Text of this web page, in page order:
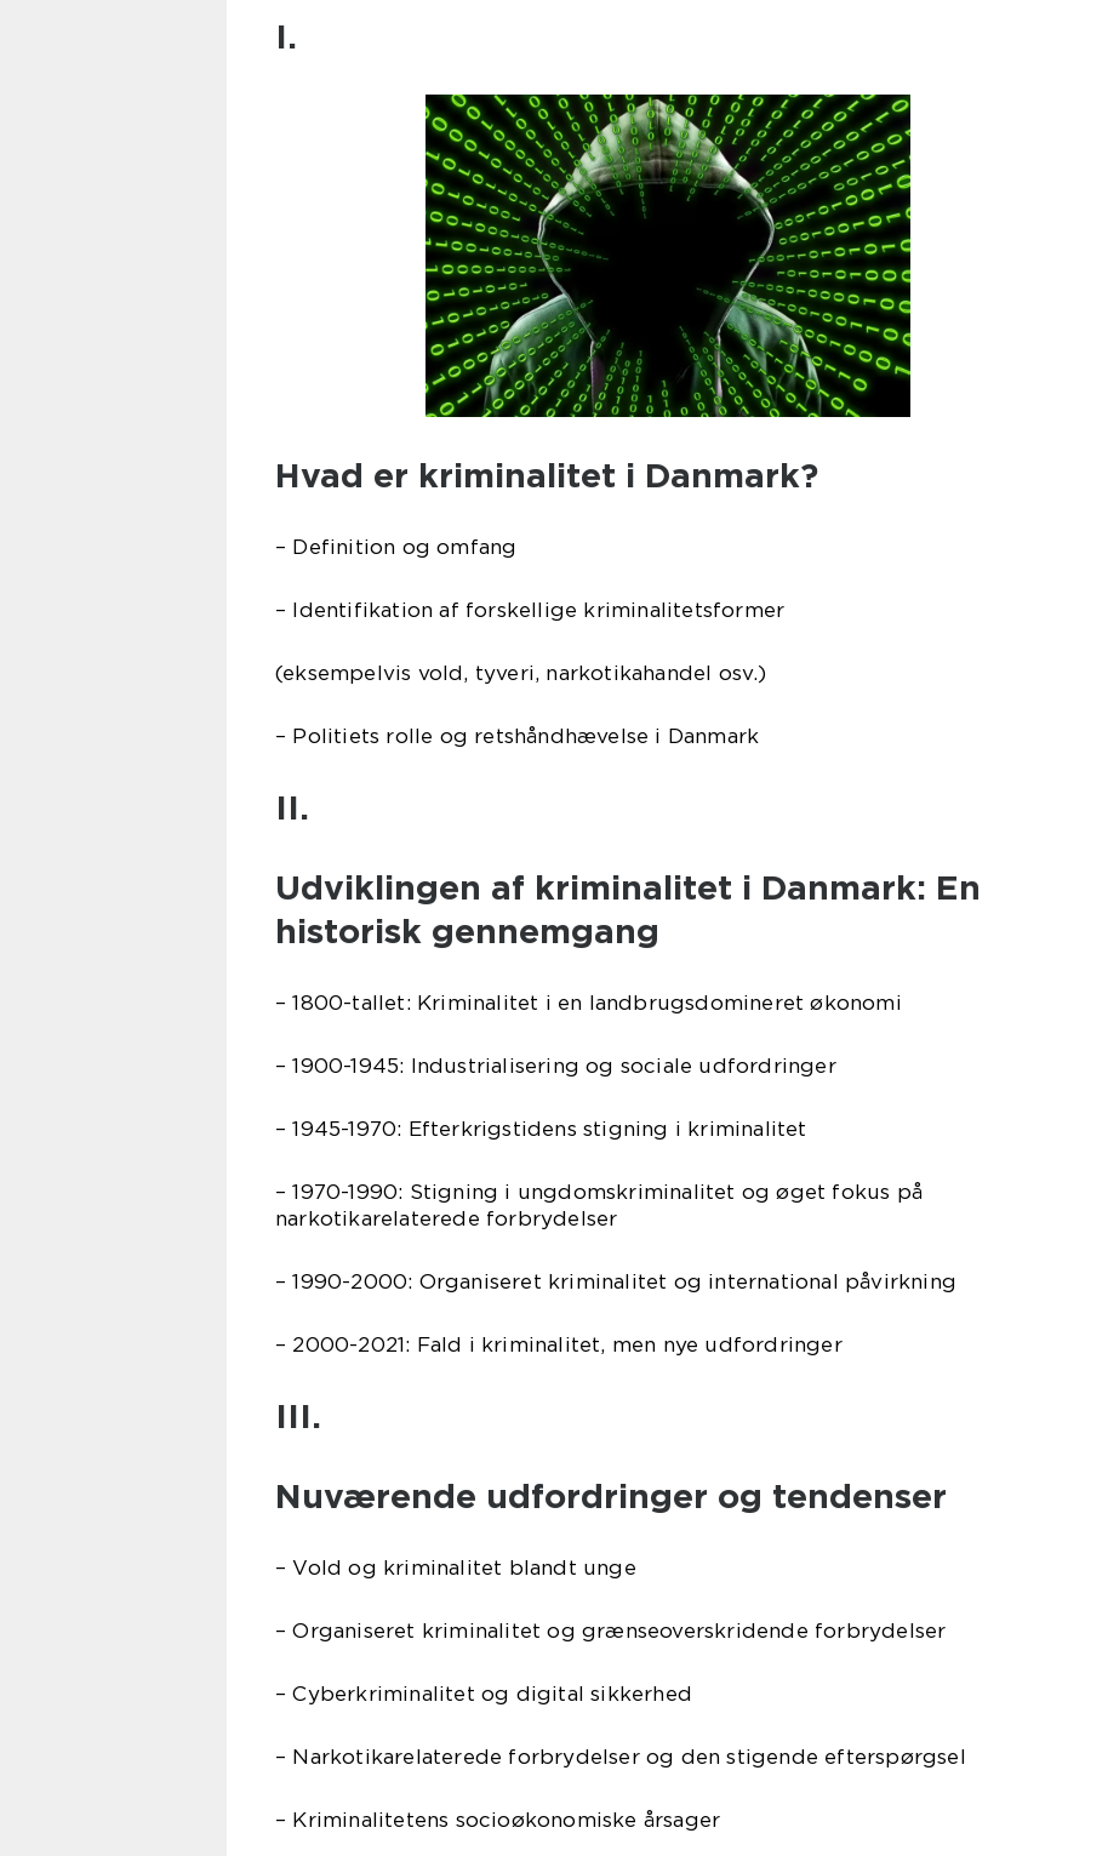
I.
Hvad er kriminalitet i Danmark?
– Definition og omfang
– Identifikation af forskellige kriminalitetsformer
(eksempelvis vold, tyveri, narkotikahandel osv.)
– Politiets rolle og retshåndhævelse i Danmark
II.
Udviklingen af kriminalitet i Danmark: En
historisk gennemgang
– 1800-tallet: Kriminalitet i en landbrugsdomineret økonomi
– 1900-1945: Industrialisering og sociale udfordringer
– 1945-1970: Efterkrigstidens stigning i kriminalitet
– 1970-1990: Stigning i ungdomskriminalitet og øget fokus på
narkotikarelaterede forbrydelser
– 1990-2000: Organiseret kriminalitet og international påvirkning
– 2000-2021: Fald i kriminalitet, men nye udfordringer
III.
Nuværende udfordringer og tendenser
– Vold og kriminalitet blandt unge
– Organiseret kriminalitet og grænseoverskridende forbrydelser
– Cyberkriminalitet og digital sikkerhed
– Narkotikarelaterede forbrydelser og den stigende efterspørgsel
– Kriminalitetens socioøkonomiske årsager